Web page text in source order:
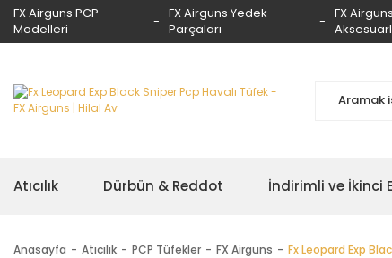
FX Airguns PCP
Modelleri
FX Airguns Yedek
Parçaları
FX Airguns
Atıcılık Dürbün & Reddot İndirimli ve İkinci
Anasayfa Atıcılık PCP Tüfekler FX Airguns Fx Leopard Exp